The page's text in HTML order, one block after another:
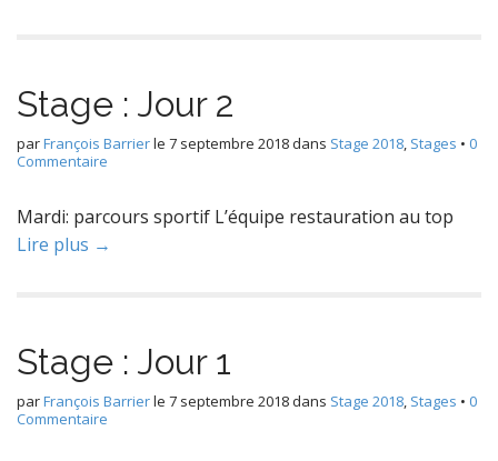
Stage : Jour 2
parFrançois Barrierle 7 septembre 2018dans Stage 2018, Stages • 0
Commentaire
Mardi: parcours sportif L’équipe restauration au top
Lire plus →
Stage : Jour 1
parFrançois Barrierle 7 septembre 2018dans Stage 2018, Stages • 0
Commentaire